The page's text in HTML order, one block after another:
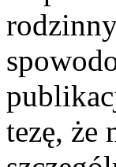
tezę, że